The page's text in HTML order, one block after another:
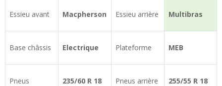
Essieu avant Macpherson Essieu arrière Multibras
Base châssis Electrique Plateforme MEB
Pneus 235/60 R 18 Pneus arrière 255/55 R 18